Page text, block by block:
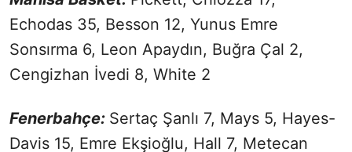
Echodas 35, Besson 12, Yunus Emre
Sonsırma 6, Leon Apaydın, Buğra Çal 2,
Cengizhan İvedi 8, White 2
Fenerbahçe: Sertaç Şanlı 7, Mays 5, Hayes-
Davis 15, Emre Ekşioğlu, Hall 7, Metecan